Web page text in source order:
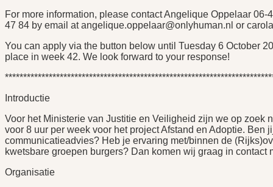
For more information, please contact Angelique Oppelaar
47 84 by email at angelique.oppelaar@onlyhuman.nl or
You can apply via the button below until Tuesday 6 October
place in week 42. We look forward to your response!
Introductie
Voor het Ministerie van Justitie en Veiligheid zijn we op zoek
voor 8 uur per week voor het project Afstand en Adoptie. Ben
communicatieadvies? Heb je ervaring met/binnen de
kwetsbare groepen burgers? Dan komen wij graag in contact
Organisatie